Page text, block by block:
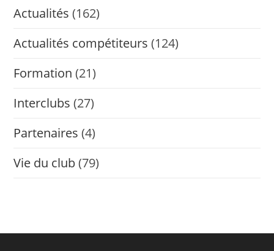
Actualités (162)
Actualités compétiteurs (124)
Formation (21)
Interclubs (27)
Partenaires (4)
Vie du club (79)